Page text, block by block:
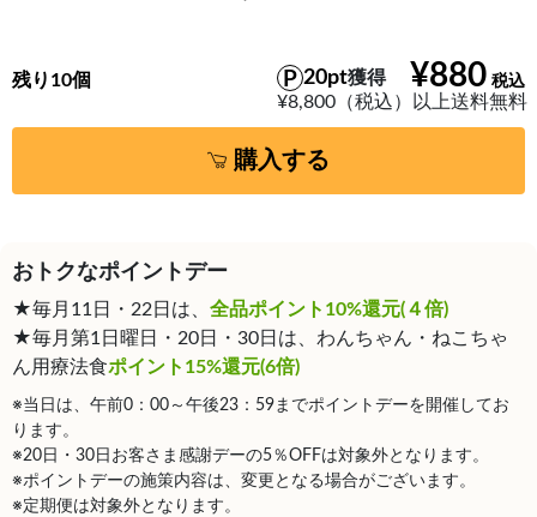
¥880
20pt獲得
¥8,800（税込）以上送料無料
残り10個
購入する
おトクなポイントデー
★毎月11日・22日は、 全品ポイント10%還元(４倍)
★毎月第1日曜日・20日・30日は、わんちゃん・ねこちゃ
ん用療法食ポイント15%還元(6倍)
※当日は、午前0：00～午後23：59までポイントデーを開催してお
ります。
※20日・30日お客さま感謝デーの5％OFFは対象外となります。
※ポイントデーの施策内容は、変更となる場合がございます。
※定期便は対象外となります。